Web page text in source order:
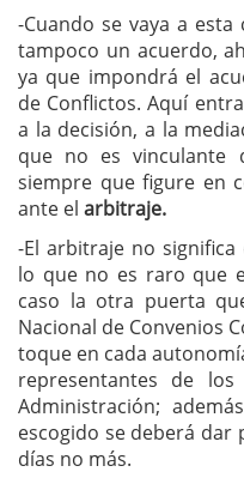
-Cuando se vaya a
tampoco un acuerdo,
ya que impondrá el
de Conflictos. Aquí
a la decisión, a la
que no es vinculante
siempre que figure en
ante el arbitraje.
-El arbitraje no
lo que no es raro que
caso la otra puerta
Nacional de Convenios
toque en cada
representantes de
Administración;
escogido se deberá dar
días no más.